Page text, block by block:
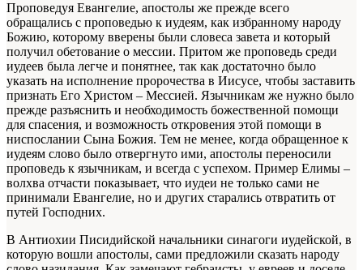
Проповедуя Евангелие, апостолы же прежде всего
обращались с проповедью к иудеям, как избранному народу
Божию, которому вверены были словеса завета и который
получил обетование о мессии. Притом же проповедь среди
иудеев была легче и понятнее, так как достаточно было
указать на исполнение пророчества в Иисусе, чтобы заставить
признать Его Христом – Мессией. Язычникам же нужно было
прежде разъяснить и необходимость божественной помощи
для спасения, и возможность откровения этой помощи в
ниспослании Сына Божия. Тем не менее, когда обращенное к
иудеям слово было отвергнуто ими, апостолы переносили
проповедь к язычникам, и всегда с успехом. Пример Елимы –
волхва отчасти показывает, что иудеи не только сами не
принимали Евангелие, но и других старались отвратить от
путей Господних.
В Антиохии Писидийской начальники синагоги иудейской, в
которую вошли апостолы, сами предложили сказать народу